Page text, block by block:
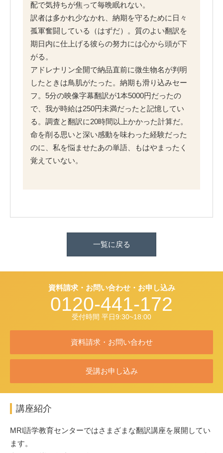
配で気持ちが焦って毎晩眠れない。
訳者は多かれ少なかれ、納期を守るために日々
孤軍奮闘している（はずだ）。質のよい翻訳を
期日内に仕上げる彼らの努力には心から頭が下
がる。
アドレナリン全開で納品直前に微生物名が判明
したときは鳥肌がたった。納期も滑り込みセー
フ。5分の映像字幕翻訳が1本5000円だったの
で、我が時給は250円未満だったと記憶してい
る。調査と翻訳に20時間以上かかった計算だ。
命を削る思いと深い感動を味わった経験だった
のに、私を悩ませたあの単語、もはやまったく
覚えていない。
一覧に戻る
資料請求・お問い合わせ・お申し込み
0120-441-172
受付時間 平日9:30~18:00
資料請求・お問い合わせ
受講お申し込み
講座紹介
MRI語学教育センターではさまざまな翻訳講座を展開してい
ます。